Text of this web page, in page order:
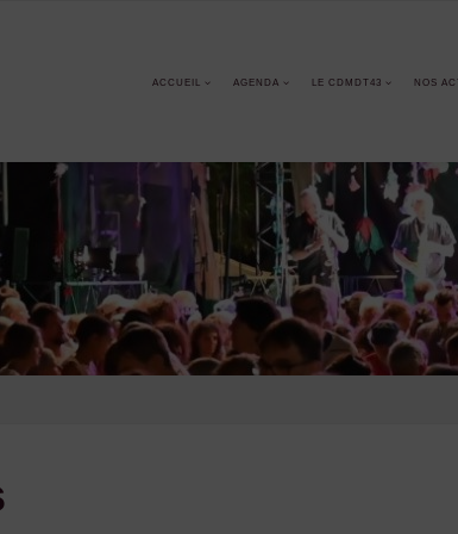
ACCUEIL AGENDA LE CDMDT43 NOS